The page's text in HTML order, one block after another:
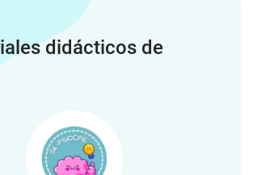
didácticos de